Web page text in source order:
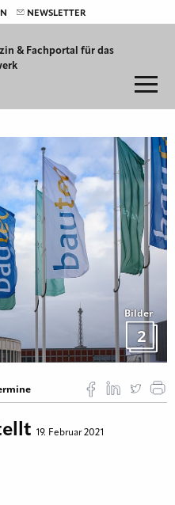
NEWSLETTER
& Fachportal für das
Bilder
2
19. Februar 2021